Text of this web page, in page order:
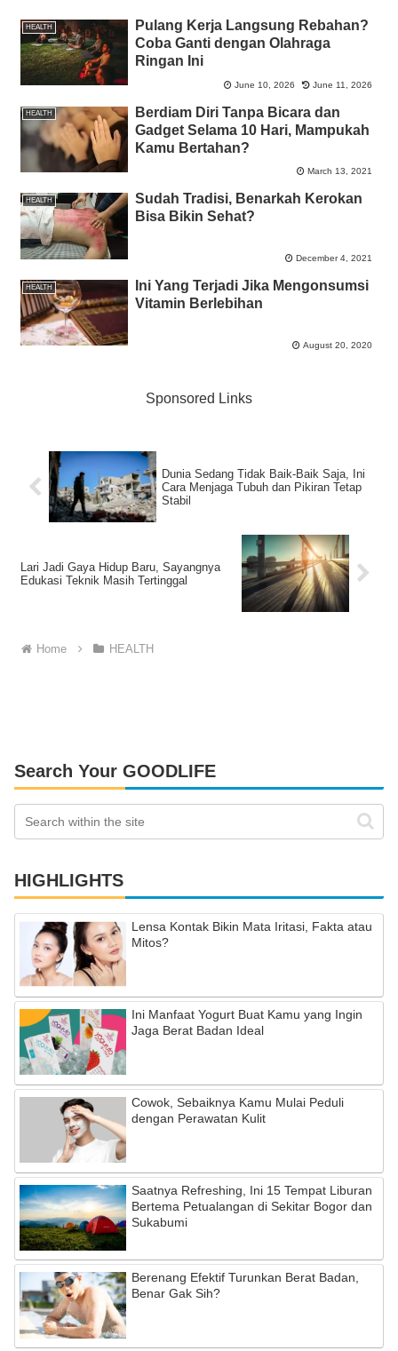
HEALTH
Pulang Kerja Langsung Rebahan?
Coba Ganti dengan Olahraga
Ringan Ini
June 10, 2026 June 11, 2026
HEALTH
Berdiam Diri Tanpa Bicara dan
Gadget Selama 10 Hari, Mampukah
Kamu Bertahan?
March 13, 2021
HEALTH
Sudah Tradisi, Benarkah Kerokan
Bisa Bikin Sehat?
December 4, 2021
HEALTH
Ini Yang Terjadi Jika Mengonsumsi
Vitamin Berlebihan
August 20, 2020
Sponsored Links
Dunia Sedang Tidak Baik-Baik Saja, Ini
Cara Menjaga Tubuh dan Pikiran Tetap
Stabil
Lari Jadi Gaya Hidup Baru, Sayangnya
Edukasi Teknik Masih Tertinggal
Home HEALTH
Search Your GOODLIFE
HIGHLIGHTS
Lensa Kontak Bikin Mata Iritasi, Fakta atau
Mitos?
Ini Manfaat Yogurt Buat Kamu yang Ingin
Jaga Berat Badan Ideal
Cowok, Sebaiknya Kamu Mulai Peduli
dengan Perawatan Kulit
Saatnya Refreshing, Ini 15 Tempat Liburan
Bertema Petualangan di Sekitar Bogor dan
Sukabumi
Berenang Efektif Turunkan Berat Badan,
Benar Gak Sih?